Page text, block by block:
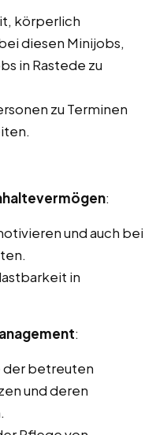
körperlich
diesen Minijobs,
in Rastede zu
zu Terminen
:
und auch bei
in
:
der betreuten
und deren